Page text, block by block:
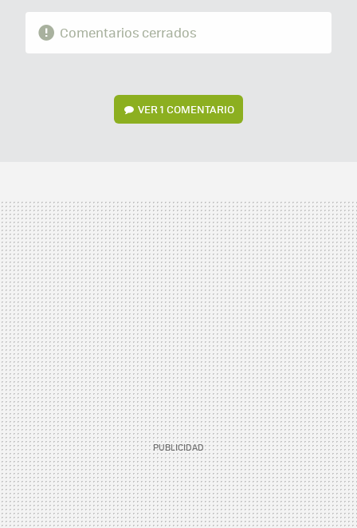
Comentarios cerrados
VER1 COMENTARIO